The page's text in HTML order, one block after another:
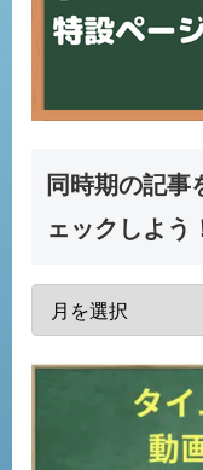
同時期の記事
ェックしよう